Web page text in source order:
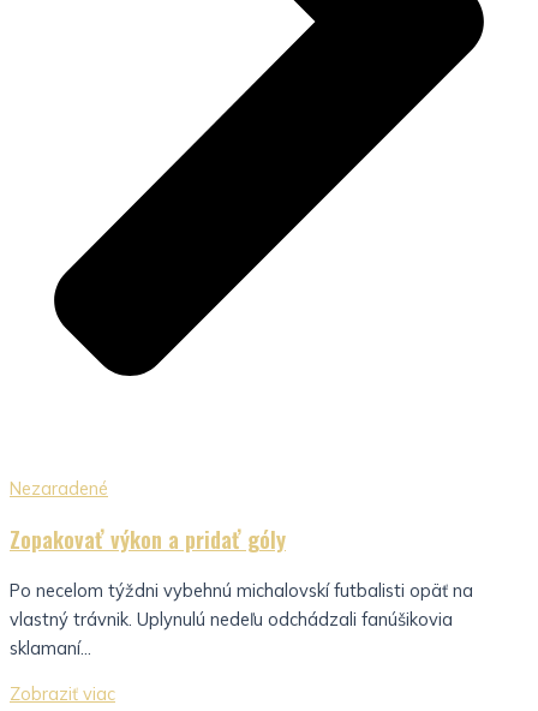
Nezaradené
Zopakovať výkon a pridať góly
Po necelom týždni vybehnú michalovskí futbalisti opäť na
vlastný trávnik. Uplynulú nedeľu odchádzali fanúšikovia
sklamaní...
Zobraziť viac